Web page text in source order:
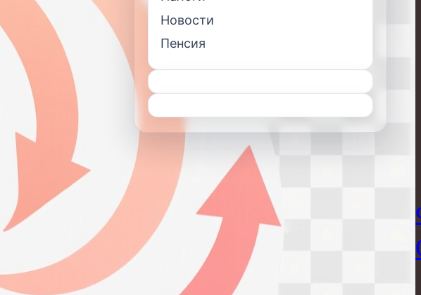
Новости
Пенсия